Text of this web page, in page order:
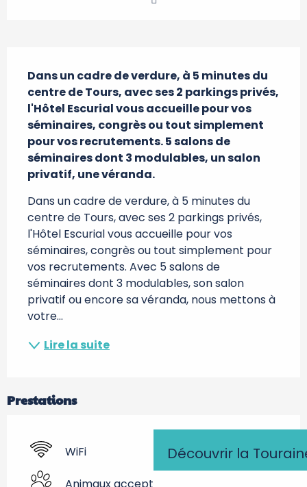
Découvrir la
Dans un cadre de verdure, à 5 minutes du
centre de Tours, avec ses 2 parkings privés,
l'Hôtel Escurial vous accueille pour vos
séminaires, congrès ou tout simplement
pour vos recrutements. 5 salons de
séminaires dont 3 modulables, un salon
privatif, une véranda.
Dans un cadre de verdure, à 5 minutes du
centre de Tours, avec ses 2 parkings privés,
l'Hôtel Escurial vous accueille pour vos
séminaires, congrès ou tout simplement pour
vos recrutements. Avec 5 salons de
séminaires dont 3 modulables, son salon
privatif ou encore sa véranda, nous mettons à
votre...
Lire la suite
Prestations
WiFi
Animaux acceptés